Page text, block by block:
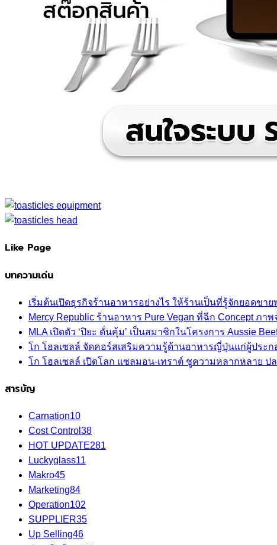
Like Page
บทความเด่น
เริ่มต้นเปิดธุรกิจร้านอาหารอย่างไร ให้ร้านเป็นที่รู้จักยอดขาย
Mercy Republic ร้านอาหาร Pure Vegan ที่ฉีก Concept ภา
MLA เปิดตัว ‘ปิยะ ดั่นคุ้ม’ เป็นสมาชิกในโครงการ Aussie
โก โฮลเซลล์ จัดคอร์สเสริมความรู้ด้านอาหารญี่ปุ่นแก่ผู้ประ
โก โฮลเซลล์ เปิดโลก แซลมอน-เทราต์ ชูความหลากหลาย
สารบัญ
Carnation10
Cost Control 38
HOT UPDATE281
Luckyglass11
Makro45
Marketing84
Operation102
SUPPLIER35
Up Selling46